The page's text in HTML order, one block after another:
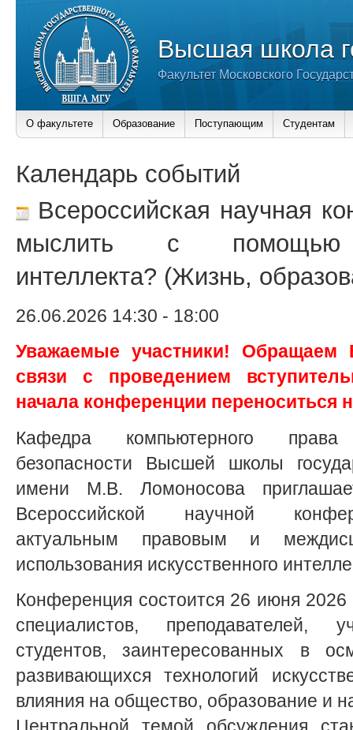
Высшая школа
Факультет Московского
О факультете Образование Поступающим Студентам
Календарь событий
Всероссийская научная
мыслить с помощью
интеллекта? (Жизнь,
26.06.2026 14:30 - 18:00
Уважаемые участники!
связи с проведением
начала конференции переноситься
Кафедра компьютерного
безопасности Высшей школы
имени М.В. Ломоносова
Всероссийской научной
актуальным правовым и
использования искусственного
Конференция состоится 26 июня 2026
специалистов, преподавателей,
студентов, заинтересованных в
развивающихся технологий
влияния на общество, образование и